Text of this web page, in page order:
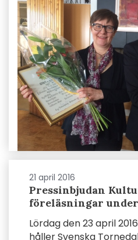
21 april 2016
Pressinbjudan
föreläsningar
Lördag den 23 april
håller Svenska